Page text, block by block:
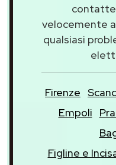
velocemente
qualsiasi
Firenze
Empoli
Figline e